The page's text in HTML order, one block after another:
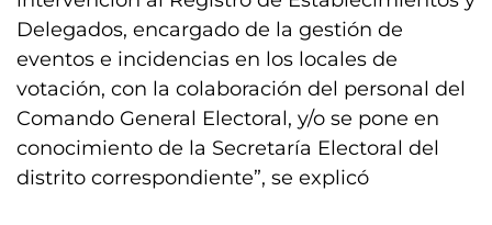
Delegados, encargado de la gestión de
eventos e incidencias en los locales de
votación, con la colaboración del personal del
Comando General Electoral, y/o se pone en
conocimiento de la Secretaría Electoral del
distrito correspondiente”, se explicó